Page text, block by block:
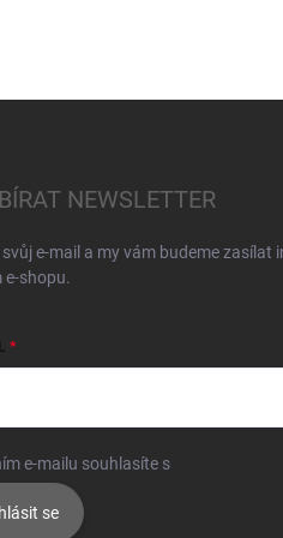
NEWSLETTER
e-mail a my vám budeme
e-shopu.
e-mailu souhlasíte s
se